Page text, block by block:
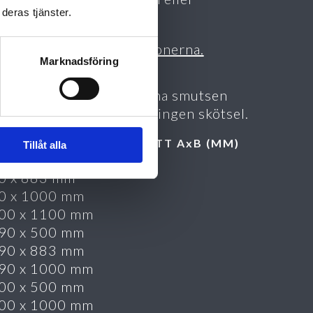
tjänster.
Marknadsföring
Tillåt alla
mig PDF dokumentationerna.
upp gallret och avlägsna smutsen
behov. Gallret kräver ingen skötsel.
STANDARDMÅTT AxB (MM)
x 500 mm
x 883 mm
x 1000 mm
x 1100 mm
x 500 mm
x 883 mm
x 1000 mm
x 500 mm
x 1000 mm